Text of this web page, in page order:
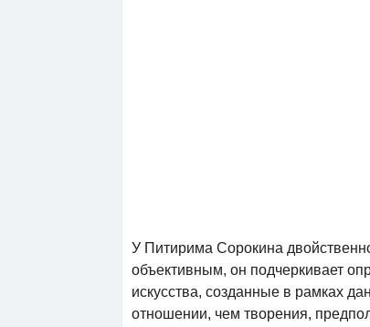
У Питирима Сорокина
объективным, он подчеркивает
искусства, созданные в рамках
отношении, чем творения,